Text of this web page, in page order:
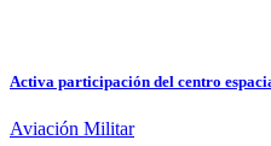
Activa participación del centro
Aviación Militar